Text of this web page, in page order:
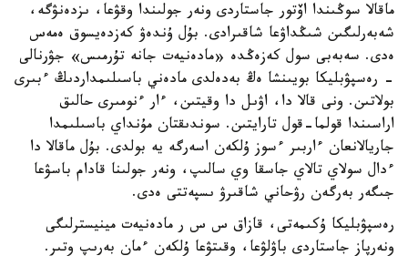
ماقالا سوڭىندا اۆتور جاستاردى ونەر جولىندا وقۋعا، ىزدەنۋگە،
شەبەرلىگىن شىڭداۋعا شاقىرادى. بۇل ۇندەۋ كەزدەيسوق ەمەس
ەدى. سەبەبى سول كەزەڭدە «مادەنيەت جانە تۇرمىس» جۋرنالى
- رەسپۋبليكا بويىنشا ەڭ بەدەلدى مادەني باسىلىمداردىڭ ءبىرى
بولاتىن. ونى قالا دا، اۋىل دا وقيتىن، ءار ءنومىرى حالىق
اراسىندا قولما-قول تارايتىن. سوندىقتان مۇنداي باسىلىمدا
جاريالانعان ءاربىر ءسوز ۇلكەن اسەرگە يە بولدى. بۇل ماقالا دا
ءدال سولاي تالاي جاسقا وي سالىپ، ونەر جولىنا قادام باسۋعا
جىگەر بەرگەن رۋحاني شاقىرۋ ىسپەتتى ەدى.
رەسپۋبليكا ۇكىمەتى، قازاق س س ر مادەنيەت مينيسترلىگى
ونەرپاز جاستاردى باۋلۋعا، وقىتۋعا ۇلكەن ءمان بەرىپ وتىر.